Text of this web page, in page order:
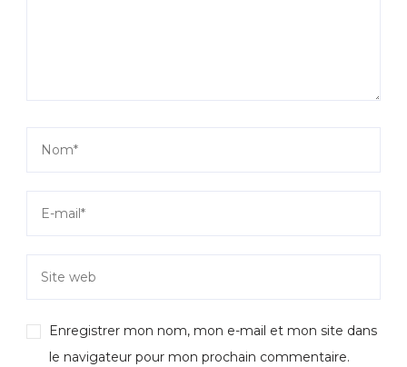
Enregistrer mon nom, mon e-mail et mon site dans
le navigateur pour mon prochain commentaire.